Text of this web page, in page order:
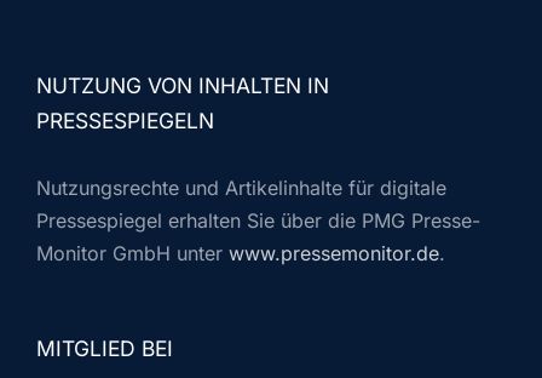
NUTZUNG VON INHALTEN IN
PRESSESPIEGELN
Nutzungsrechte und Artikelinhalte für digitale
Pressespiegel erhalten Sie über die PMG Presse-
Monitor GmbH unter www.pressemonitor.de.
MITGLIED BEI